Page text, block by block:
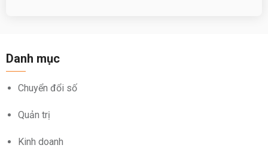
Danh mục
Chuyển đổi số
Quản trị
Kinh doanh